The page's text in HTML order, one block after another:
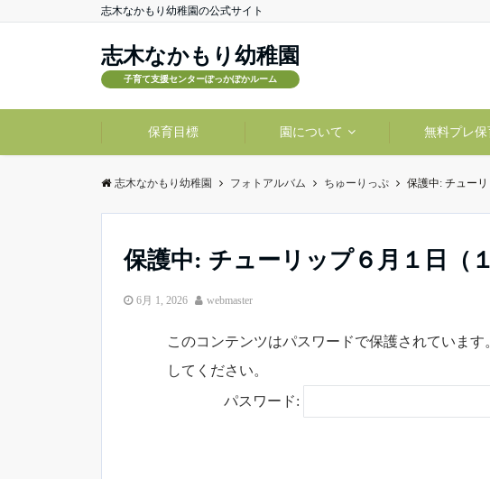
志木なかもり幼稚園の公式サイト
志木なかもり幼稚園
子育て支援センターぽっかぽかルーム
保育目標 園について 無料プレ保
志木なかもり幼稚園 フォトアルバム ちゅーりっぷ 保護中: チューリ
保護中: チューリップ６月１日（
6月 1, 2026 webmaster
このコンテンツはパスワードで保護されていま
してください。
パスワード: